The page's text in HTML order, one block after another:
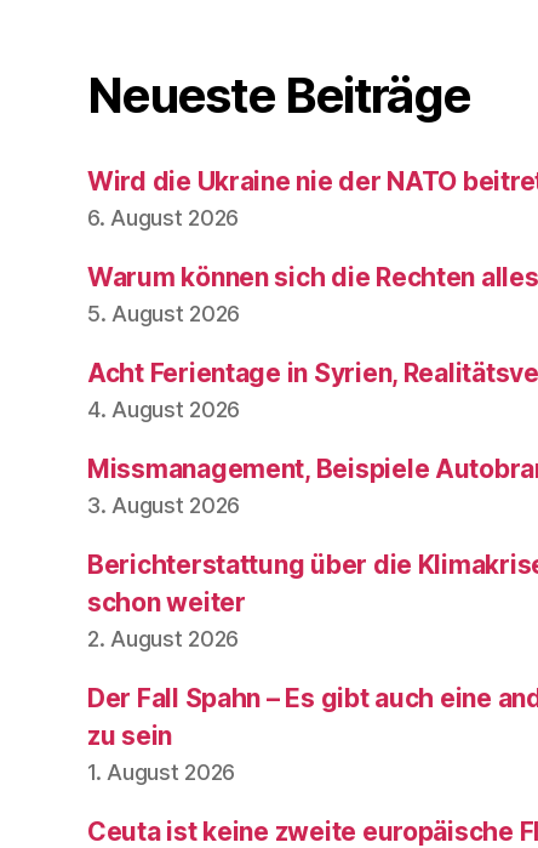
Neueste Beiträge
Wird die Ukraine nie der NATO
6. August 2026
Warum können sich die Rechten
5. August 2026
Acht Ferientage in Syrien,
4. August 2026
Missmanagement, Beispiele
3. August 2026
Berichterstattung über die
schon weiter
2. August 2026
Der Fall Spahn – Es gibt auch eine
zu sein
1. August 2026
Ceuta ist keine zweite europäische